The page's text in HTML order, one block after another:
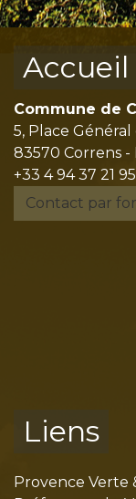
Accueil
Commune de
5, Place
83570 Correns -
+33 4 94 37 21 95
Contact par
Liens
Provence Verte